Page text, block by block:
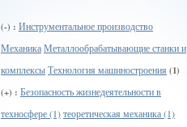
(-) : Инструментальное производство
МеханикаМеталлообрабатывающие станки и
комплексыТехнология машиностроения (1)
(+) : Безопасность жизнедеятельности в
техносфере (1)теоретическая механика (1)